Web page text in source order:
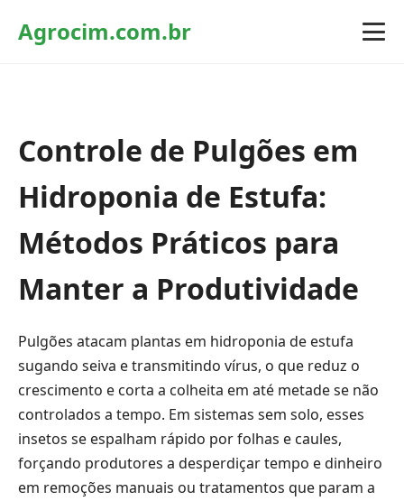
Agrocim.com.br
Controle de Pulgões em
Hidroponia de Estufa:
Métodos Práticos para
Manter a Produtividade
Pulgões atacam plantas em hidroponia de estufa
sugando seiva e transmitindo vírus, o que reduz o
crescimento e corta a colheita em até metade se não
controlados a tempo. Em sistemas sem solo, esses
insetos se espalham rápido por folhas e caules,
forçando produtores a desperdiçar tempo e dinheiro
em remoções manuais ou tratamentos que param a